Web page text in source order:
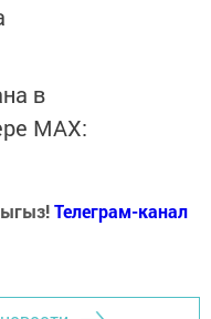
в
MАХ:
Телеграм-канал